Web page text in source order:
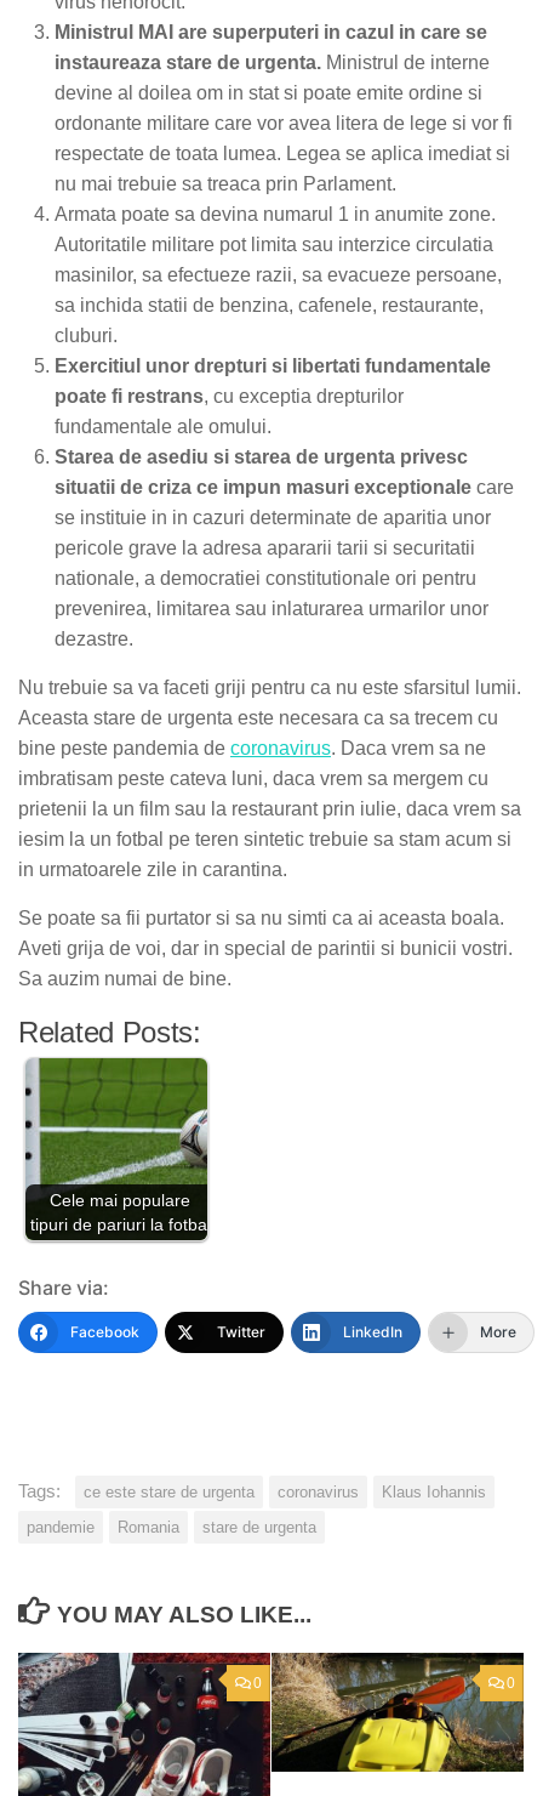
Ministrul MAI are superputeri in cazul in care se
instaureaza stare de urgenta. Ministrul de interne
devine al doilea om in stat si poate emite ordine si
ordonante militare care vor avea litera de lege si vor fi
respectate de toata lumea. Legea se aplica imediat si
nu mai trebuie sa treaca prin Parlament.
Armata poate sa devina numarul 1 in anumite zone.
Autoritatile militare pot limita sau interzice circulatia
masinilor, sa efectueze razii, sa evacueze persoane,
sa inchida statii de benzina, cafenele, restaurante,
cluburi.
Exercitiul unor drepturi si libertati fundamentale
poate fi restrans, cu exceptia drepturilor
fundamentale ale omului.
Starea de asediu si starea de urgenta privesc
situatii de criza ce impun masuri exceptionale care
se instituie in in cazuri determinate de aparitia unor
pericole grave la adresa apararii tarii si securitatii
nationale, a democratiei constitutionale ori pentru
prevenirea, limitarea sau inlaturarea urmarilor unor
dezastre.
Nu trebuie sa va faceti griji pentru ca nu este sfarsitul lumii.
Aceasta stare de urgenta este necesara ca sa trecem cu
bine peste pandemia de coronavirus. Daca vrem sa ne
imbratisam peste cateva luni, daca vrem sa mergem cu
prietenii la un film sau la restaurant prin iulie, daca vrem sa
iesim la un fotbal pe teren sintetic trebuie sa stam acum si
in urmatoarele zile in carantina.
Se poate sa fii purtator si sa nu simti ca ai aceasta boala.
Aveti grija de voi, dar in special de parintii si bunicii vostri.
Sa auzim numai de bine.
Related Posts:
Cele mai populare
tipuri de pariuri la fotbal
Share via:
Facebook Twitter LinkedIn More
Tags: ce este stare de urgenta coronavirus
Klaus Iohannis
pandemie
Romania stare de urgenta
YOU MAY ALSO LIKE...
0 0